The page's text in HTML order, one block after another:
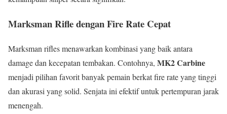
Marksman Rifle dengan Fire Rate Cepat
Marksman rifles menawarkan kombinasi yang baik antara
damage dan kecepatan tembakan. Contohnya, MK2 Carbine
menjadi pilihan favorit banyak pemain berkat fire rate yang tinggi
dan akurasi yang solid. Senjata ini efektif untuk pertempuran jarak
menengah.